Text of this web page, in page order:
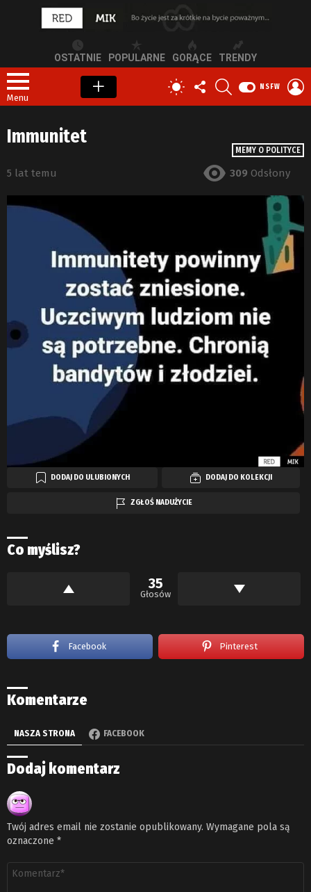
OSTATNIE POPULARNE GORĄCE TRENDY
Menu
PRZEŁĄCZ
SKÓRKĘ
OBSERWUJ
NAS
NSFW
MEMY O POLITYCE
Immunitet
5 lat temu 309 Odsłony
DODAJ DO ULUBIONYCH DODAJ DO KOLEKCJI
ZGŁOŚ NADUŻYCIE
Co myślisz?
35
Głosów
Facebook Pinterest
Komentarze
NASZA STRONA FACEBOOK
Dodaj komentarz
Twój adres email nie zostanie opublikowany. Wymagane pola są
oznaczone *
Komentarz